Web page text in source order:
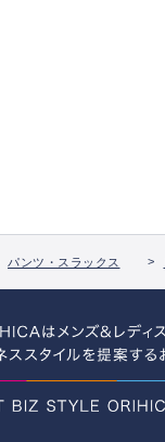
パンツ・スラックス